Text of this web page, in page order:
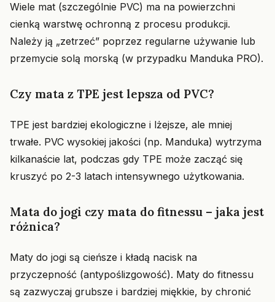
Wiele mat (szczególnie PVC) ma na powierzchni
cienką warstwę ochronną z procesu produkcji.
Należy ją „zetrzeć” poprzez regularne używanie lub
przemycie solą morską (w przypadku Manduka PRO).
Czy mata z TPE jest lepsza od PVC?
TPE jest bardziej ekologiczne i lżejsze, ale mniej
trwałe. PVC wysokiej jakości (np. Manduka) wytrzyma
kilkanaście lat, podczas gdy TPE może zacząć się
kruszyć po 2-3 latach intensywnego użytkowania.
Mata do jogi czy mata do fitnessu – jaka jest
różnica?
Maty do jogi są cieńsze i kładą nacisk na
przyczepność (antypoślizgowość). Maty do fitnessu
są zazwyczaj grubsze i bardziej miękkie, by chronić